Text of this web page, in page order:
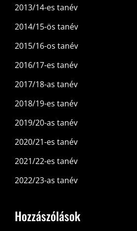
2013/14-es tanév
2014/15-ös tanév
2015/16-os tanév
2016/17-es tanév
2017/18-as tanév
2018/19-es tanév
2019/20-as tanév
2020/21-es tanév
2021/22-es tanév
2022/23-as tanév
Hozzászólások